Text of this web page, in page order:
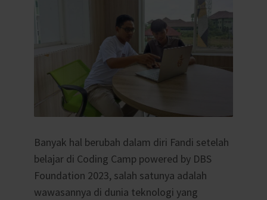
Banyak hal berubah dalam diri Fandi setelah
belajar di Coding Camp powered by DBS
Foundation 2023, salah satunya adalah
wawasannya di dunia teknologi yang